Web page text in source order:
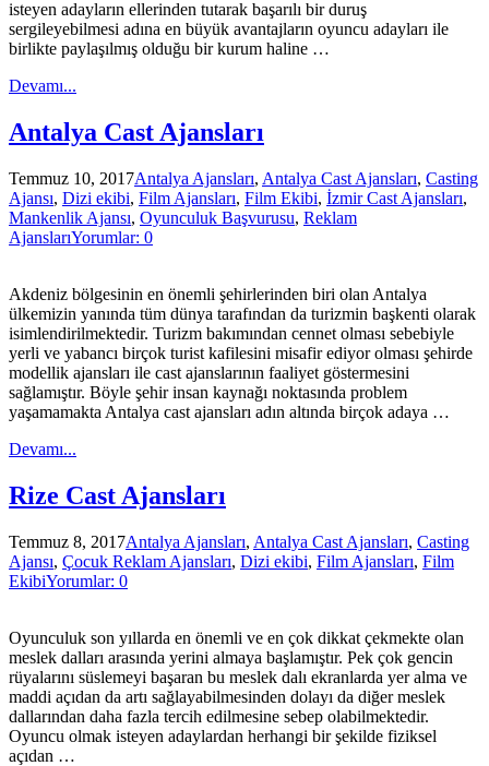
isteyen adayların ellerinden tutarak başarılı bir duruş
sergileyebilmesi adına en büyük avantajların oyuncu adayları ile
birlikte paylaşılmış olduğu bir kurum haline …
Devamı...
Antalya Cast Ajansları
Temmuz 10, 2017Antalya Ajansları, Antalya Cast Ajansları, Casting
Ajansı, Dizi ekibi, Film Ajansları, Film Ekibi, İzmir Cast Ajansları,
Mankenlik Ajansı, Oyunculuk Başvurusu, Reklam
AjanslarıYorumlar: 0
Akdeniz bölgesinin en önemli şehirlerinden biri olan Antalya
ülkemizin yanında tüm dünya tarafından da turizmin başkenti olarak
isimlendirilmektedir. Turizm bakımından cennet olması sebebiyle
yerli ve yabancı birçok turist kafilesini misafir ediyor olması şehirde
modellik ajansları ile cast ajanslarının faaliyet göstermesini
sağlamıştır. Böyle şehir insan kaynağı noktasında problem
yaşamamakta Antalya cast ajansları adın altında birçok adaya …
Devamı...
Rize Cast Ajansları
Temmuz 8, 2017Antalya Ajansları, Antalya Cast Ajansları, Casting
Ajansı, Çocuk Reklam Ajansları, Dizi ekibi, Film Ajansları, Film
EkibiYorumlar: 0
Oyunculuk son yıllarda en önemli ve en çok dikkat çekmekte olan
meslek dalları arasında yerini almaya başlamıştır. Pek çok gencin
rüyalarını süslemeyi başaran bu meslek dalı ekranlarda yer alma ve
maddi açıdan da artı sağlayabilmesinden dolayı da diğer meslek
dallarından daha fazla tercih edilmesine sebep olabilmektedir.
Oyuncu olmak isteyen adaylardan herhangi bir şekilde fiziksel
açıdan …